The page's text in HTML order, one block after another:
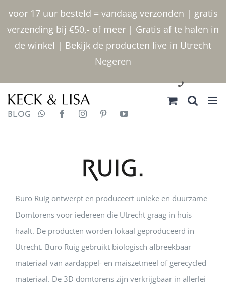
voor 17 uur besteld = vandaag verzonden | gratis
verzending bij €50,- of meer | Gratis af te halen in
de winkel | Bekijk de producten live in Utrecht
Negeren
inhoud
030 2400000
BLOG
Buro Ruig ontwerpt en produceert unieke en duurzame
Domtorens voor iedereen die Utrecht graag in huis
haalt. De producten worden lokaal geproduceerd in
Utrecht. Buro Ruig gebruikt biologisch afbreekbaar
materiaal van aardappel- en maiszetmeel of gerecycled
materiaal. De 3D domtorens zijn verkrijgbaar in allerlei